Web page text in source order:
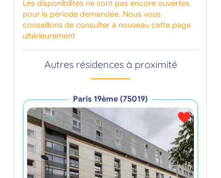
Les disponibilités ne sont pas encore ouvertes
pour la période demandée. Nous vous
conseillons de consulter à nouveau cette page
ultérieurement
Autres résidences à proximité
Paris 19ème (75019)